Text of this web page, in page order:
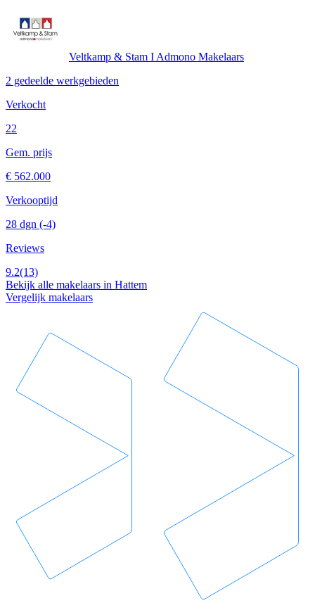
Veltkamp & Stam I Admono Makelaars
2 gedeelde werkgebieden
Verkocht
22
Gem. prijs
€ 562.000
Verkooptijd
28 dgn (-4)
Reviews
9.2(13)
Bekijk alle makelaars in Hattem
Vergelijk makelaars